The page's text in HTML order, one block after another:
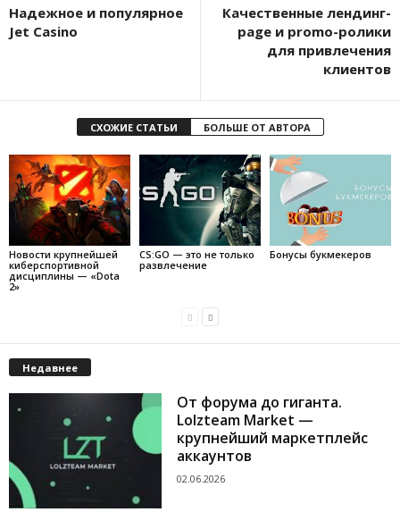
Надежное и популярное
Jet Casino
Качественные лендинг-
page и promo-ролики
для привлечения
клиентов
СХОЖИЕ СТАТЬИ БОЛЬШЕ ОТ АВТОРА
Новости крупнейшей
киберспортивной
дисциплины — «Dota
2»
CS:GO — это не только
развлечение
Бонусы букмекеров
Недавнее
От форума до гиганта.
Lolzteam Market —
крупнейший маркетплейс
аккаунтов
02.06.2026